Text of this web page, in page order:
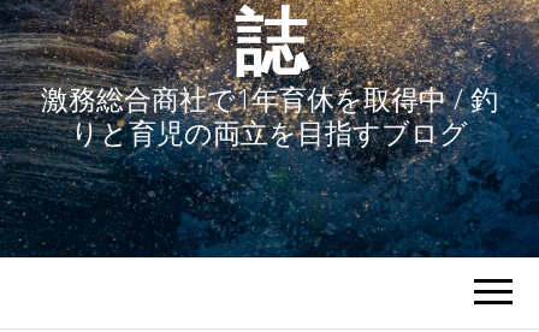
誌
激務総合商社で1年育休を取得中 / 釣
りと育児の両立を目指すブログ